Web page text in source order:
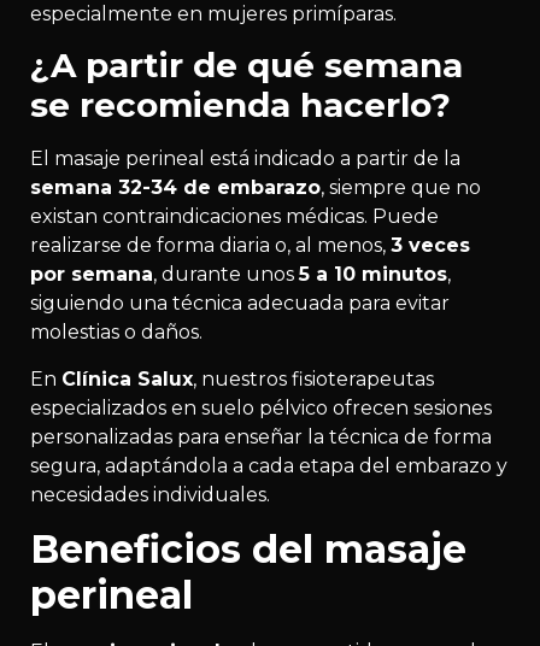
especialmente en mujeres primíparas.
¿A partir de qué semana
se recomienda hacerlo?
El masaje perineal está indicado a partir de la
semana 32-34 de embarazo, siempre que no
existan contraindicaciones médicas. Puede
realizarse de forma diaria o, al menos, 3 veces
por semana, durante unos5 a 10 minutos,
siguiendo una técnica adecuada para evitar
molestias o daños.
En Clínica Salux, nuestros fisioterapeutas
especializados en suelo pélvico ofrecen sesiones
personalizadas para enseñar la técnica de forma
segura, adaptándola a cada etapa del embarazo y
necesidades individuales.
Beneficios del masaje
perineal